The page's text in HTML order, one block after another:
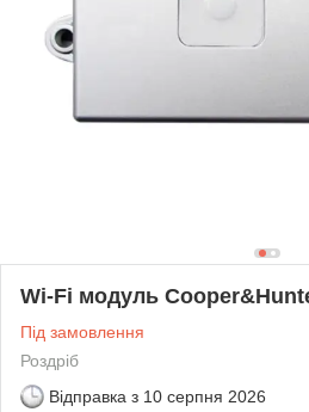
Wi-Fi модуль
Під замовлення
Роздріб
Відправка з 10 серпня 2026